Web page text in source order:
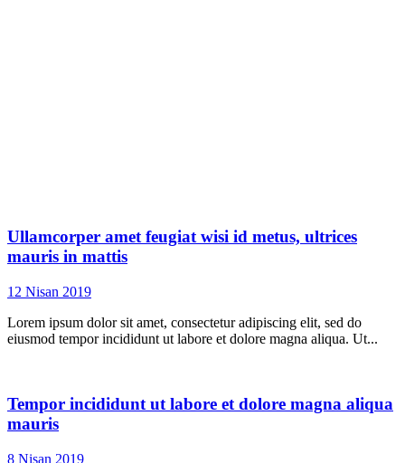
Ullamcorper amet feugiat wisi id metus, ultrices
mauris in mattis
12 Nisan 2019
Lorem ipsum dolor sit amet, consectetur adipiscing elit, sed do
eiusmod tempor incididunt ut labore et dolore magna aliqua. Ut...
Tempor incididunt ut labore et dolore magna aliqua
mauris
8 Nisan 2019